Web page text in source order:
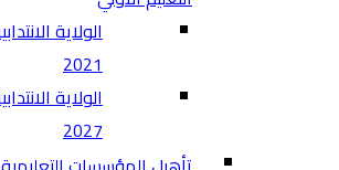
2021
2027